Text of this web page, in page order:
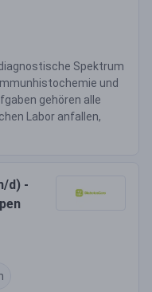
Spektrum
und
gehören alle
Labor anfallen,
d) -